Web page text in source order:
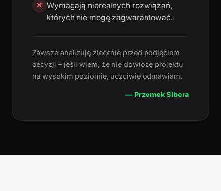
✕ Wymagają nierealnych rozwiązań,
których nie mogę zagwarantować.
Zawsze analizuję zlecenie przed podjęciem
decyzji – jeśli wiem, że nie dowiozę projektu
na wysokim poziomie, uczciwie odmawiam.
— Przemek Sibera